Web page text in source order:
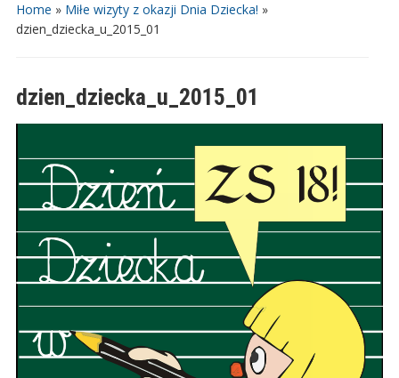
Home » Miłe wizyty z okazji Dnia Dziecka! »
dzien_dziecka_u_2015_01
dzien_dziecka_u_2015_01